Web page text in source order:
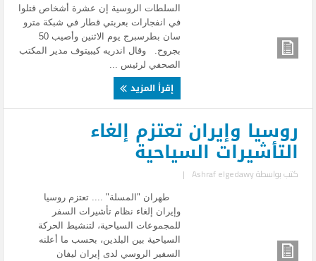
السلطات الروسية إن عشرة أشخاص قتلوا
في انفجارات بعربتي قطار في شبكة مترو
سان بطرسبرج يوم الاثنين وأصيب 50
بجروح. وقال اندريه كيبيتوف مدير المكتب
الصحفي لرئيس ...
إقرأ المزيد
روسيا وإيران تعتزم إلغاء
التأشيرات السياحية
كتب بواسطةAshraf elgedawy
|
طهران "المسلة" .... تعتزم روسيا
وإيران إلغاء نظام تأشيرات السفر
للمجموعات السياحية، لتنشيط الحركة
السياحية بين البلدين، بحسب ما أعلنه
السفير الروسي لدى إيران ليفان